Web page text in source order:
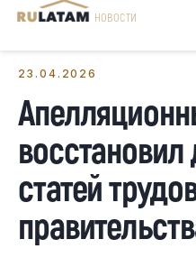
НОВОСТИ
23.04.2026
восстановил
статей